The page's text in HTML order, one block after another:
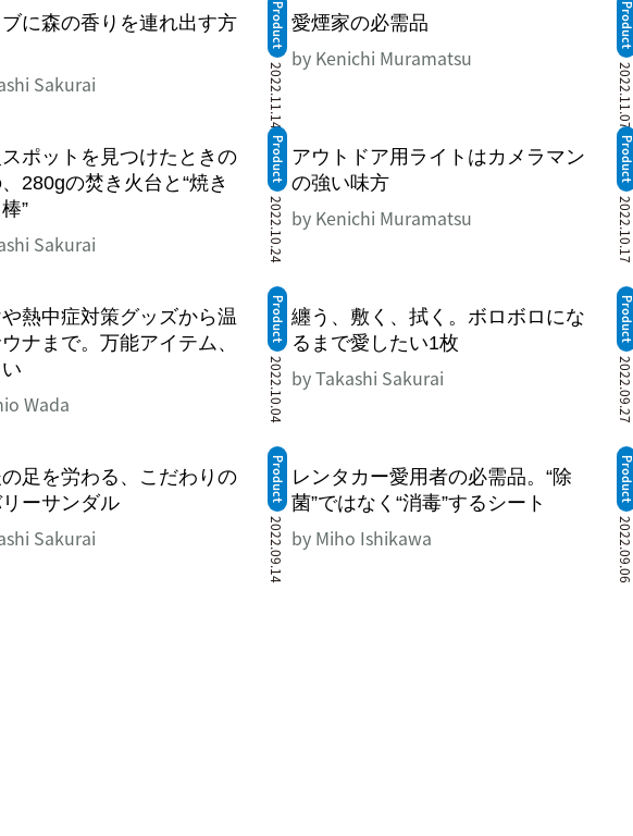
ブに森の香りを連れ出す方
Sakurai
Product
2022.11.14
愛煙家の必需品
by Kenichi Muramatsu
Product
2022.11.07
ポットを見つけたときの
280gの焚き火台と“焼き
”
Sakurai
Product
2022.10.24
アウトドア用ライトはカメラマン
の強い味方
by Kenichi Muramatsu
Product
2022.10.17
熱中症対策グッズから温
ナまで。万能アイテム、
Wada
Product
2022.10.04
纏う、敷く、拭く。ボロボロにな
るまで愛したい1枚
by Takashi Sakurai
Product
2022.09.27
足を労わる、こだわりの
リーサンダル
Sakurai
Product
2022.09.14
レンタカー愛用者の必需品。“除
菌”ではなく“消毒”するシート
by Miho Ishikawa
Product
2022.09.06